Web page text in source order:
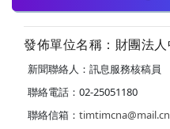
發佈單位名稱：財團法
新聞聯絡人：訊息服務核稿員
聯絡電話：02-25051180
聯絡信箱：